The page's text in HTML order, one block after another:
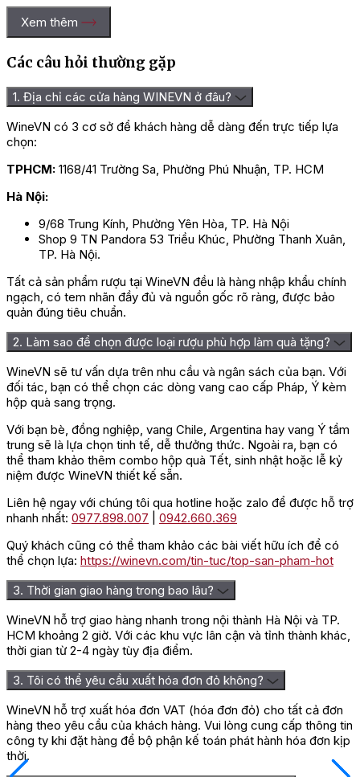
Xem thêm
Các câu hỏi thường gặp
1. Địa chỉ các cửa hàng WINEVN ở đâu?
WineVN có 3 cơ sở để khách hàng dễ dàng đến trực tiếp lựa
chọn:
TPHCM: 1168/41 Trường Sa, Phường Phú Nhuận, TP. HCM
Hà Nội:
9/68 Trung Kính, Phường Yên Hòa, TP. Hà Nội
Shop 9 TN Pandora 53 Triều Khúc, Phường Thanh Xuân,
TP. Hà Nội.
Tất cả sản phẩm rượu tại WineVN đều là hàng nhập khẩu chính
ngạch, có tem nhãn đầy đủ và nguồn gốc rõ ràng, được bảo
quản đúng tiêu chuẩn.
2. Làm sao để chọn được loại rượu phù hợp làm quà tặng?
WineVN sẽ tư vấn dựa trên nhu cầu và ngân sách của bạn. Với
đối tác, bạn có thể chọn các dòng vang cao cấp Pháp, Ý kèm
hộp quà sang trọng.
Với bạn bè, đồng nghiệp, vang Chile, Argentina hay vang Ý tầm
trung sẽ là lựa chọn tinh tế, dễ thưởng thức. Ngoài ra, bạn có
thể tham khảo thêm combo hộp quà Tết, sinh nhật hoặc lễ kỷ
niệm được WineVN thiết kế sẵn.
Liên hệ ngay với chúng tôi qua hotline hoặc zalo để được hỗ trợ
nhanh nhất: 0977.898.007
0942.660.369
Quý khách cũng có thể tham khảo các bài viết hữu ích để có
thể chọn lựa: https://winevn.com/tin-tuc/top-san-pham-hot
3. Thời gian giao hàng trong bao lâu?
WineVN hỗ trợ giao hàng nhanh trong nội thành Hà Nội và TP.
HCM khoảng 2 giờ. Với các khu vực lân cận và tỉnh thành khác,
thời gian từ 2-4 ngày tùy địa điểm.
3. Tôi có thể yêu cầu xuất hóa đơn đỏ không?
WineVN hỗ trợ xuất hóa đơn VAT (hóa đơn đỏ) cho tất cả đơn
hàng theo yêu cầu của khách hàng. Vui lòng cung cấp thông tin
công ty khi đặt hàng để bộ phận kế toán phát hành hóa đơn kịp
thời.